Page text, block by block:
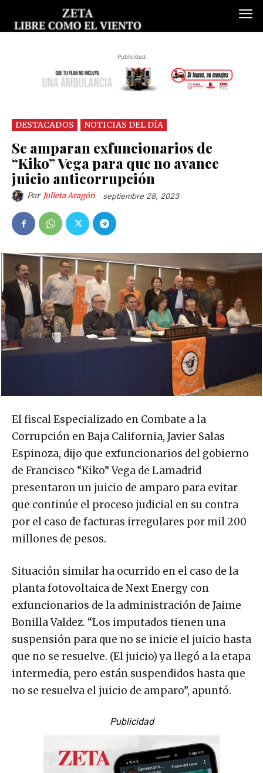
Publicidad
DESTACADOS NOTICIAS DEL DÍA
Se amparan exfuncionarios de
“Kiko” Vega para que no avance
juicio anticorrupción
Por Julieta Aragón septiembre 28, 2023
El fiscal Especializado en Combate a la
Corrupción en Baja California, Javier Salas
Espinoza, dijo que exfuncionarios del gobierno
de Francisco “Kiko” Vega de Lamadrid
presentaron un juicio de amparo para evitar
que continúe el proceso judicial en su contra
por el caso de facturas irregulares por mil 200
millones de pesos.
Situación similar ha ocurrido en el caso de la
planta fotovoltaica de Next Energy con
exfuncionarios de la administración de Jaime
Bonilla Valdez. “Los imputados tienen una
suspensión para que no se inicie el juicio hasta
que no se resuelve. (El juicio) ya llegó a la etapa
intermedia, pero están suspendidos hasta que
no se resuelva el juicio de amparo”, apuntó.
Publicidad